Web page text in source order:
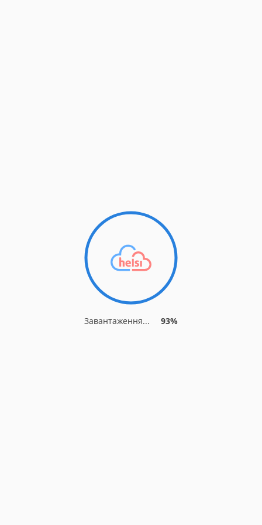
Завантаження... 93%